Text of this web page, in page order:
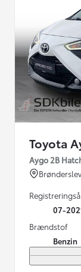
Toyota
Aygo 2B
Brønderslev
07-
Brændstof
Benzin